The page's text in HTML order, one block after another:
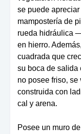
se puede apreciar
mampostería de
rueda hidráulica
en hierro.
cuadrada que cre
su boca de salida
no posee friso, se
construida con
cal y arena.
Posee un muro